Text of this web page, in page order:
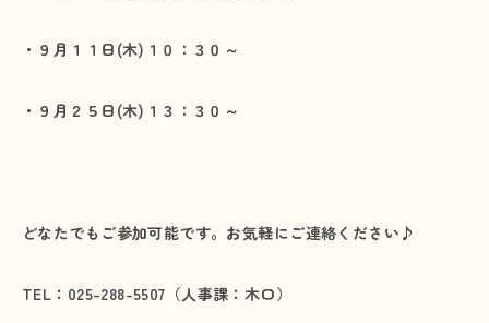
・９月１１日(木)１０：３０～
・９月２５日(木)１３：３０～
どなたでもご参加可能です。お気軽にご連絡ください♪
TEL：025-288-5507（人事課：木口）